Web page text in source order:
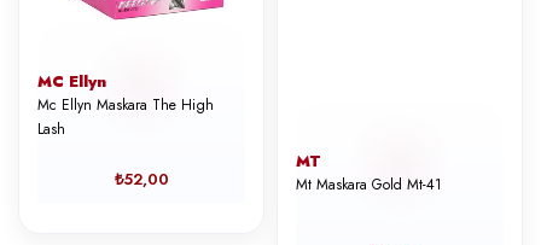
MC Ellyn
Mc Ellyn Maskara The High
Lash
₺52,00
MT
Mt Maskara Gold Mt-41